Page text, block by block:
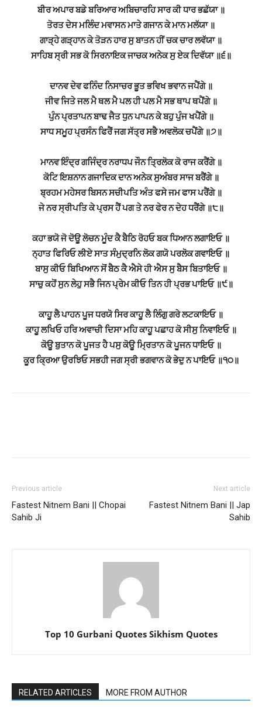
ਬੀਰ ਅਪਾਰ ਬਡੇ ਬਰਿਆਰ ਅਬਿਚਾਰਹਿ ਸਾਰ ਕੀ ਧਾਰ ਭਛੱਯਾ ॥
ਤੋਰਤ ਦੇਸ ਮਲਿੰਦ ਮਵਾਸਨ ਮਾਤੇ ਗਜਾਨ ਕੇ ਮਾਨ ਮਲੱਯਾ ॥
ਗਾੜ੍ਹੇ ਗੜ੍ਹਾਨ ਕੇ ਤੋੜਨ ਹਾਰ ਸੁ ਬਾਤਨ ਹੀਂ ਚਕ ਚਾਰ ਲਵੱਯਾ ॥
ਸਾਹਿਬ ਸ੍ਰੀ ਸਭ ਕੋ ਸਿਰਨਾਇਕ ਜਾਚਕ ਅਨੇਕ ਸੁ ਏਕ ਦਿਵੱਯਾ ॥੬॥
ਦਾਨਵ ਦੇਵ ਫਨਿੰਦ ਨਿਸਾਚਰ ਭੂਤ ਭਵਿਖ ਭਵਾਨ ਜਪੈਂਗੇ ॥
ਜੀਵ ਜਿਤੇ ਜਲ ਮੈ ਥਲ ਮੈ ਪਲ ਹੀ ਪਲ ਮੈ ਸਭ ਥਾਪ ਥਪੈਂਗੇ ॥
ਪੁੰਨ ਪ੍ਰਤਾਪਨ ਬਾਢ ਜੈਤ ਧੁਨ ਪਾਪਨ ਕੇ ਬਹੁ ਪੁੰਜ ਖਪੈਂਗੇ ॥
ਸਾਧ ਸਮੂਹ ਪ੍ਰਸੰਨ ਫਿਰੈਂ ਜਗ ਸੱਤ੍ਰ ਸਭੈ ਅਵਲੋਕ ਚਪੈਂਗੇ ॥੭॥
ਮਾਨਵ ਇੰਦ੍ਰ ਗਜਿੰਦ੍ਰ ਨਰਾਧਪ ਜੌਨ ਤ੍ਰਿਲੋਕ ਕੋ ਰਾਜ ਕਰੈਂਗੇ ॥
ਕੋਟਿ ਇਸ਼ਨਾਨ ਗਜਾਦਿਕ ਦਾਨ ਅਨੇਕ ਸੁਅੰਬਰ ਸਾਜ ਬਰੈਂਗੇ ॥
ਬ੍ਰਹਮ ਮਹੇਸਰ ਬਿਸਨ ਸਚੀਪਤਿ ਅੰਤ ਫਸੇ ਜਮ ਫਾਸ ਪਰੈਂਗੇ ॥
ਜੇ ਨਰ ਸ੍ਰੀਪਤਿ ਕੇ ਪ੍ਰਸ ਹੈਂ ਪਗ ਤੇ ਨਰ ਫੇਰ ਨ ਦੇਹ ਧਰੈਂਗੇ ॥੮॥
ਕਹਾ ਭਯੋ ਜੋ ਦੋਊ ਲੋਚਨ ਮੂੰਦ ਕੈ ਬੈਠਿ ਰੋਹਓ ਬਕ ਧਿਆਨ ਲਗਾਇਓ ॥
ਨ੍ਹਾਤ ਫਿਰਿਓ ਲੀਏ ਸਾਤ ਸੰਮੁਦ੍ਰਨਿ ਲੋਕ ਗਯੋ ਪਰਲੋਕ ਗਵਾਇਓ ॥
ਬਾਸੁ ਕੀਓ ਬਿਖਿਆਨ ਸੋਂ ਬੈਠ ਕੈ ਐਸੇ ਹੀ ਐਸ ਸੁ ਬੈਸ ਬਿਤਾਇਓ ॥
ਸਾਚੁ ਕਹੋਂ ਸੁਨ ਲੇਹੁ ਸਭੈ ਜਿਨ ਪ੍ਰੇਮ ਕੀਓ ਤਿਨ ਹੀ ਪ੍ਰਭ ਪਾਇਓ ॥੯॥
ਕਾਹੂ ਲੈ ਪਾਹਨ ਪੂਜ ਧਰਯੋ ਸਿਰ ਕਾਹੂ ਲੈ ਲਿੰਗੁ ਗਰੇ ਲਟਕਾਇਓ ॥
ਕਾਹੂ ਲਖਿਓ ਹਰਿ ਅਵਾਚੀ ਦਿਸਾ ਮਹਿ ਕਾਹੂ ਪਛਾਹ ਕੋ ਸੀਸੁ ਨਿਵਾਇਓ ॥
ਕੋਊ ਬੁਤਾਨ ਕੋ ਪੂਜਤ ਹੈ ਪਸੁ ਕੋਊ ਮ੍ਰਿਤਾਨ ਕੋ ਪੂਜਨ ਧਾਇਓ ॥
ਕੂਰ ਕ੍ਰਿਆ ਉਰਝਿਓ ਸਭਹੀ ਜਗ ਸ੍ਰੀ ਭਗਵਾਨ ਕੋ ਭੇਦੁ ਨ ਪਾਇਓ ॥੧੦॥
Previous article
Fastest Nitnem Bani || Chopai
Sahib Ji
Next article
Fastest Nitnem Bani || Jap
Sahib
Top 10 Gurbani Quotes Sikhism Quotes
RELATED ARTICLES MORE FROM AUTHOR